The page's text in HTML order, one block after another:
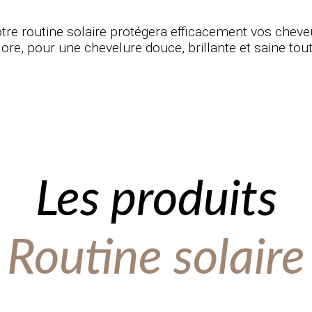
routine solaire protégera efficacement vos
pour une chevelure douce, brillante et saine tout
Les produits
Routine solaire